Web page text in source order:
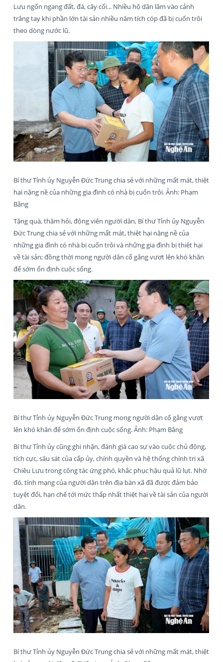
Lưu ngổn ngang đất, đá, cây cối... Nhiều hộ dân lâm vào cảnh
trắng tay khi phần lớn tài sản nhiều năm tích cóp đã bị cuốn trôi
theo dòng nước lũ.
Bí thư Tỉnh ủy Nguyễn Đức Trung chia sẻ với những mất mát, thiệt
hại nặng nề của những gia đình có nhà bị cuốn trôi. Ảnh: Phạm
Bằng
Tặng quà, thăm hỏi, động viên người dân, Bí thư Tỉnh ủy Nguyễn
Đức Trung chia sẻ với những mất mát, thiệt hại nặng nề của
những gia đình có nhà bị cuốn trôi và những gia đình bị thiệt hại
về tài sản; đồng thời mong người dân cố gắng vượt lên khó khăn
để sớm ổn định cuộc sống.
Bí thư Tỉnh ủy Nguyễn Đức Trung mong người dân cố gắng vượt
lên khó khăn để sớm ổn định cuộc sống. Ảnh: Phạm Bằng
Bí thư Tỉnh ủy cũng ghi nhận, đánh giá cao sự vào cuộc chủ động,
tích cực, sâu sát của cấp ủy, chính quyền và hệ thống chính trị xã
Chiêu Lưu trong công tác ứng phó, khắc phục hậu quả lũ lụt. Nhờ
đó, tính mạng của người dân trên địa bàn xã đã được đảm bảo
tuyệt đối, hạn chế tới mức thấp nhất thiệt hại về tài sản của người
dân.
Bí thư Tỉnh ủy Nguyễn Đức Trung chia sẻ với những mất mát, thiệt